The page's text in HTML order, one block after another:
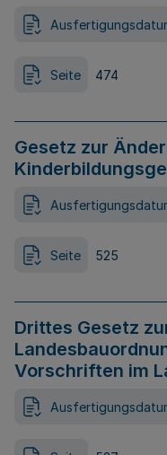
Seite 474
Gesetz zur
Seite 525
Drittes Gesetz
Vorschriften im